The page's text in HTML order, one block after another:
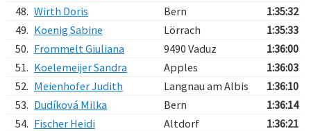
48. Wirth Doris Bern
1:35:32
49. Koenig Sabine Lörrach
1:35:33
50. Frommelt Giuliana 9490 Vaduz
1:36:00
51. Koelemeijer Sandra Apples
1:36:03
52. Meienhofer Judith Langnau am Albis
1:36:10
53. Dudíková Milka Bern
1:36:14
54. Fischer Heidi Altdorf
1:36:21